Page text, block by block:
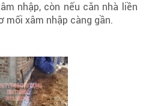
nhập, còn nếu căn nhà liền
mối xâm nhập càng gần.